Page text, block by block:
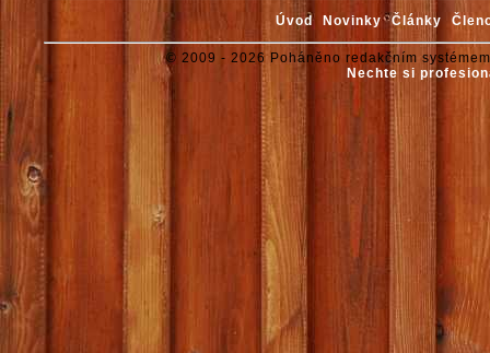
Úvod Novinky Články
© 2009 - 2026 Poháněno redakčním
Nechte si